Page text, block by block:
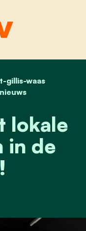
gillis-waas
plaatst lokale
lokale
in de